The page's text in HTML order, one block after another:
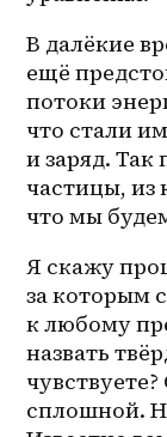
В далёкие
ещё
потоки
что стали
и заряд.
частицы, из
что мы
Я скажу
за которым
к любому
назвать
сплошной.